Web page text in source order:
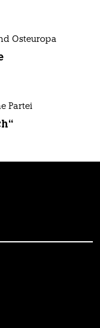
Osteuropa
Partei